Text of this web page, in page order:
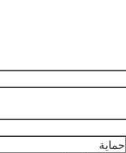
حماية